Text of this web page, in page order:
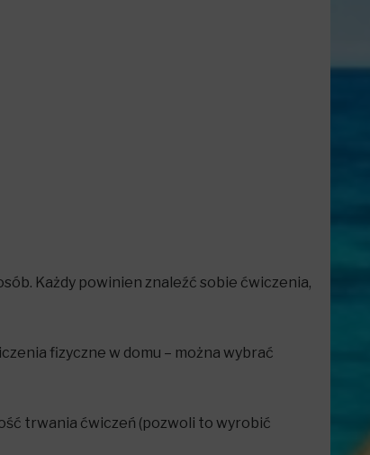
Każdy powinien znaleźć sobie ćwiczenia,
fizyczne w domu – można wybrać
trwania ćwiczeń (pozwoli to wyrobić